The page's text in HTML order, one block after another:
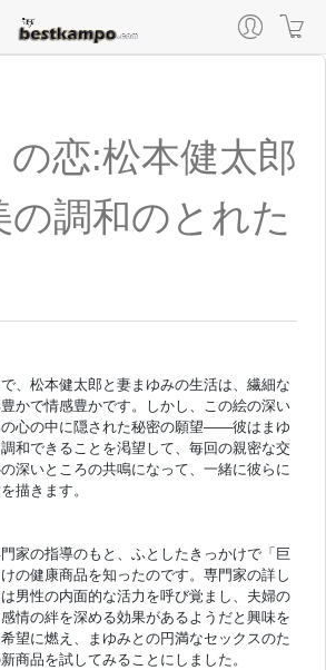
の恋:松本健太郎
の調和のとれた
、松本健太郎と妻まゆみの生活は、繊細な
かで情感豊かです。しかし、この絵の深い
の心の中に隠された秘密の願望——彼はまゆ
和できることを渇望して、毎回の親密な交
深いところの共鳴になって、一緒に彼らに
描きます。
家の指導のもと、ふとしたきっかけで「巨
の健康商品を知ったのです。専門家の詳し
男性の内面的な活力を呼び覚まし、夫婦の
情の絆を深める効果があるようだと興味を
望に燃え、まゆみとの円満なセックスのた
商品を試してみることにしました。